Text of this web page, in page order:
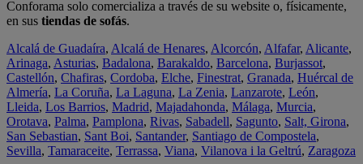
Conforama solo comercializa a través de su website o, físicamente,
en sus tiendas de sofás.
Alcalá de Guadaíra, Alcalá de Henares, Alcorcón, Alfafar, Alicante,
Arinaga, Asturias, Badalona, Barakaldo, Barcelona, Burjassot,
Castellón, Chafiras, Cordoba, Elche, Finestrat, Granada, Huércal de
Almería, La Coruña, La Laguna, La Zenia, Lanzarote, León,
Lleida, Los Barrios, Madrid, Majadahonda, Málaga, Murcia,
Orotava, Palma, Pamplona, Rivas, Sabadell, Sagunto, Salt, Girona,
San Sebastian, Sant Boi, Santander, Santiago de Compostela,
Sevilla, Tamaraceite, Terrassa, Viana, Vilanova i la Geltrú, Zaragoza